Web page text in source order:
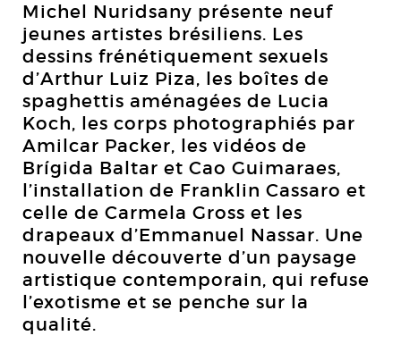
Michel Nuridsany présente neuf
jeunes artistes brésiliens. Les
dessins frénétiquement sexuels
d’Arthur Luiz Piza, les boîtes de
spaghettis aménagées de Lucia
Koch, les corps photographiés par
Amilcar Packer, les vidéos de
Brígida Baltar et Cao Guimaraes,
l’installation de Franklin Cassaro et
celle de Carmela Gross et les
drapeaux d’Emmanuel Nassar. Une
nouvelle découverte d’un paysage
artistique contemporain, qui refuse
l’exotisme et se penche sur la
qualité.